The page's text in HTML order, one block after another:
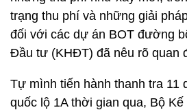
trạng thu phí và những giải
đối với các dự án BOT đường
Đầu tư (KHĐT) đã nêu rõ quan
Tự mình tiến hành thanh tra 11
quốc lộ 1A thời gian qua, Bộ